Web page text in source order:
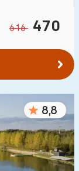
616 470
8,8